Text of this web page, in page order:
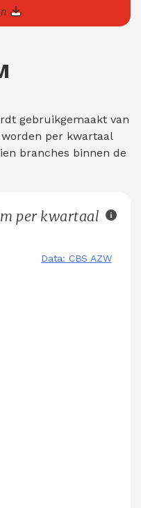
gebruikgemaakt van
worden per kwartaal
branches binnen de
per kwartaal